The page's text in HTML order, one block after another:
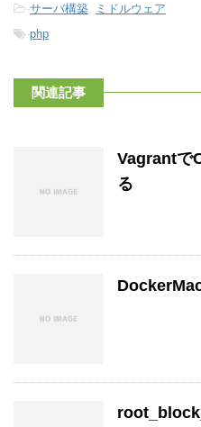
-サーバ構築
ミドルウェア
-php
関連記事
Vagrantで
る